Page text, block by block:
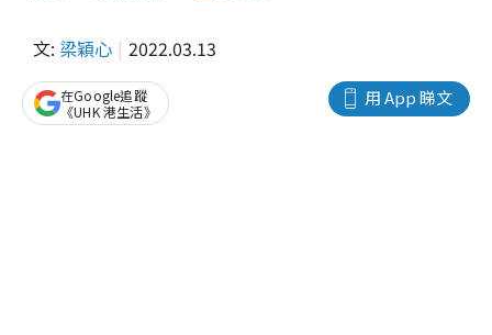
文: 梁穎心 2022.03.13
用 App 睇文
在Google追蹤
《UHK 港生活》